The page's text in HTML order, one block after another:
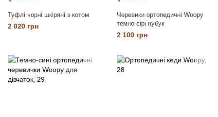
Туфлі чорні шкіряні з котом
2 020 грн
Черевики ортопедичні Woopy
темно-сірі нубук
2 100 грн